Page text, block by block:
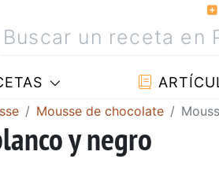
Mousse de chocolate
y negro